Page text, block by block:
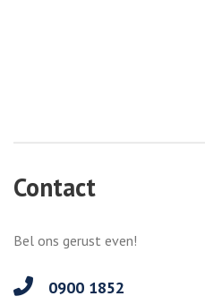
Contact
Bel ons gerust even!
0900 1852